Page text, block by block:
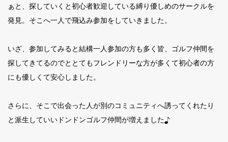
ぁと、探していくと初心者歓迎している縛り優しめのサークルを
発見。そこへ一人で飛込み参加をしていきました。
いざ、参加してみると結構一人参加の方も多く皆、ゴルフ仲間を
探してきてるのでととてもフレンドリーな方が多くて初心者の方
にも優しくて安心しました。
さらに、そこで出会った人が別のコミュニティへ誘ってくれたり
と派生していいドンドンゴルフ仲間が増えました♪